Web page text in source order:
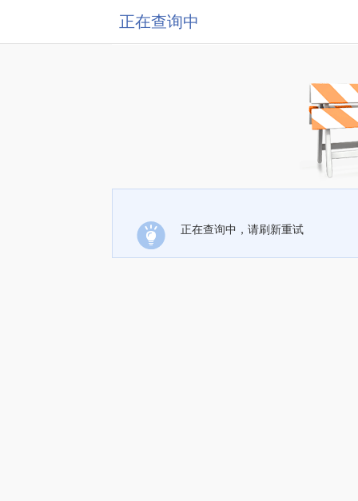
正在查询中
正在查询中，请刷新重试